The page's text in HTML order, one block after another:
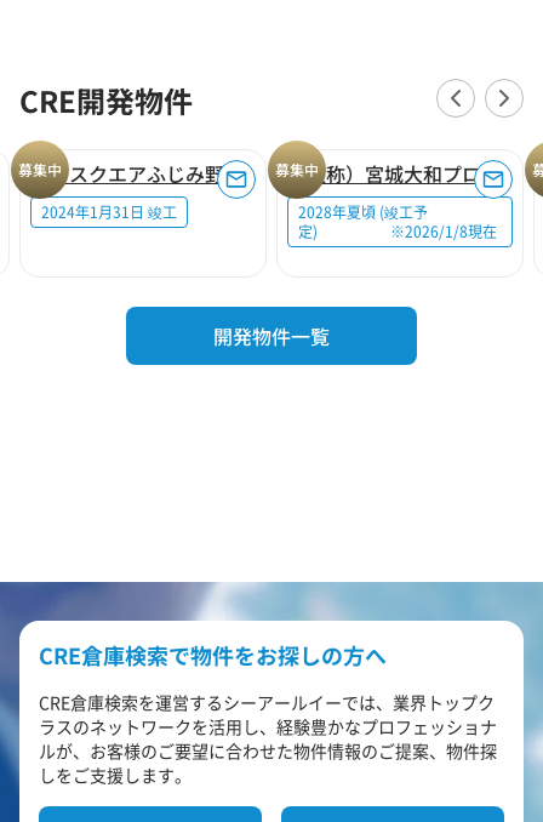
CRE開発物件
募集中
ロジスクエアふじみ野A
2024年1月31日 竣工
募集中 （仮称）宮城大和プロジェクト
2028年夏頃 (竣工予
定) ※2026/1/8現在
開発物件一覧
CRE倉庫検索で物件をお探しの方へ
CRE倉庫検索を運営するシーアールイーでは、業界トップク
ラスのネットワークを活用し、経験豊かなプロフェッショナ
ルが、お客様のご要望に合わせた物件情報のご提案、物件探
しをご支援します。